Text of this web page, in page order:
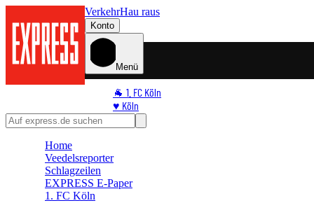
VerkehrHau raus
Konto
Menü
🐐 1. FC Köln
♥️ Köln
⭐ Promi
🛒 Shoppingwelt
Home
Veedelsreporter
Schlagzeilen
EXPRESS E-Paper
1. FC Köln